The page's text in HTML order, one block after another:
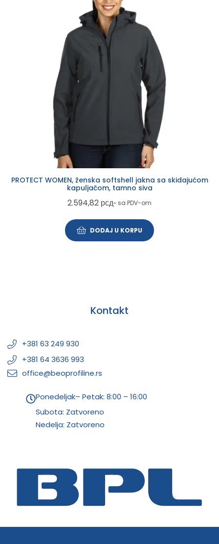
PROTECT WOMEN, ženska softshell jakna sa skidajućom
kapuljačom, tamno siva
2.594,82 рсд~ sa PDV-om
DODAJ U KORPU
Kontakt
+381 63 249 930
+381 64 3636 993
office@beoprofiline.rs
Ponedeljak– Petak: 8:00 – 16:00
Subota: Zatvoreno
Nedelja: Zatvoreno